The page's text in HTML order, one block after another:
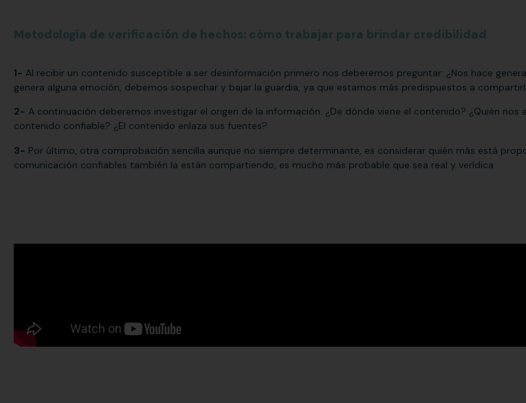
Metodología de verificación de hechos: cómo trabajar para brindar credibilidad
1- Al recibir un contenido susceptible a ser desinformación primero nos deberemos preguntar: ¿Nos hace
genera alguna emoción, debemos sospechar y bajar la guardia, ya que estamos más predispuestos a
2- A continuación deberemos investigar el origen de la información. ¿De dónde viene el contenido? ¿Quién nos
contenido confiable? ¿El contenido enlaza sus fuentes?
3- Por último, otra comprobación sencilla aunque no siempre determinante, es considerar quién más está
comunicación confiables también la están compartiendo, es mucho más probable que sea real y verídica